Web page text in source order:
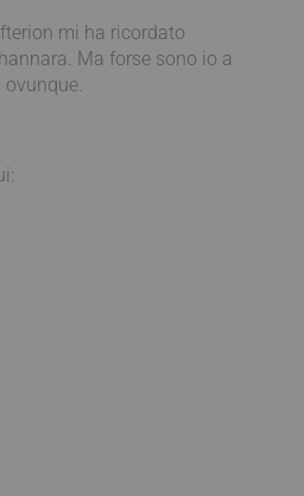
mi ha ricordato
Ma forse sono io a
ovunque.